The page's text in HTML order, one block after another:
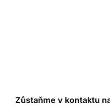
Zůstaňme v kontaktu